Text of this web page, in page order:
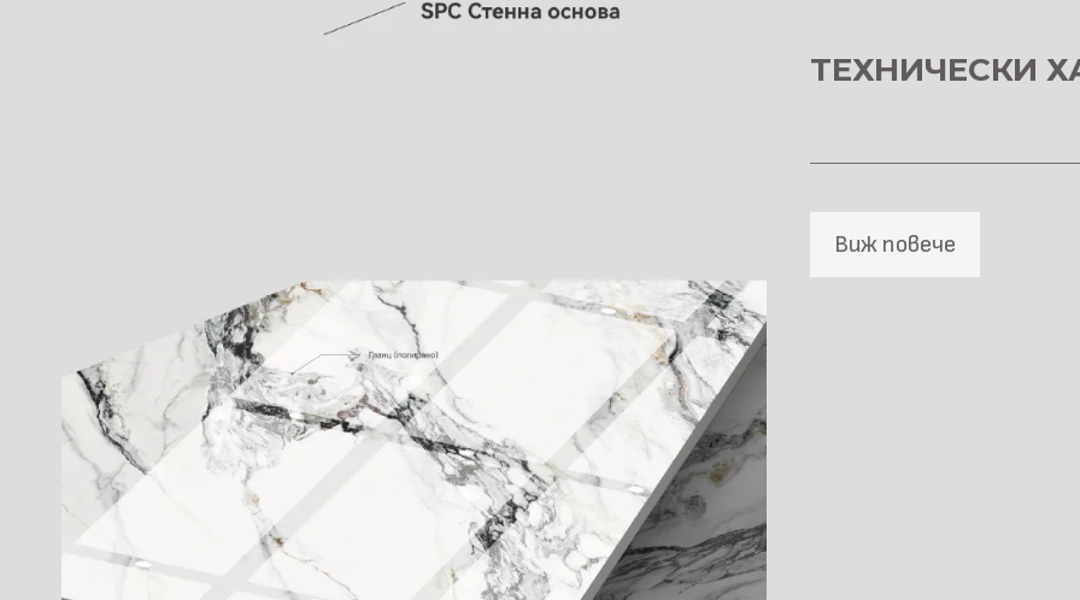
ТЕХНИЧЕСКИ
Виж повече